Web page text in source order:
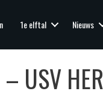
1e elftal Nieuws
USV